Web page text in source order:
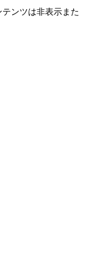
ンツは非表示また